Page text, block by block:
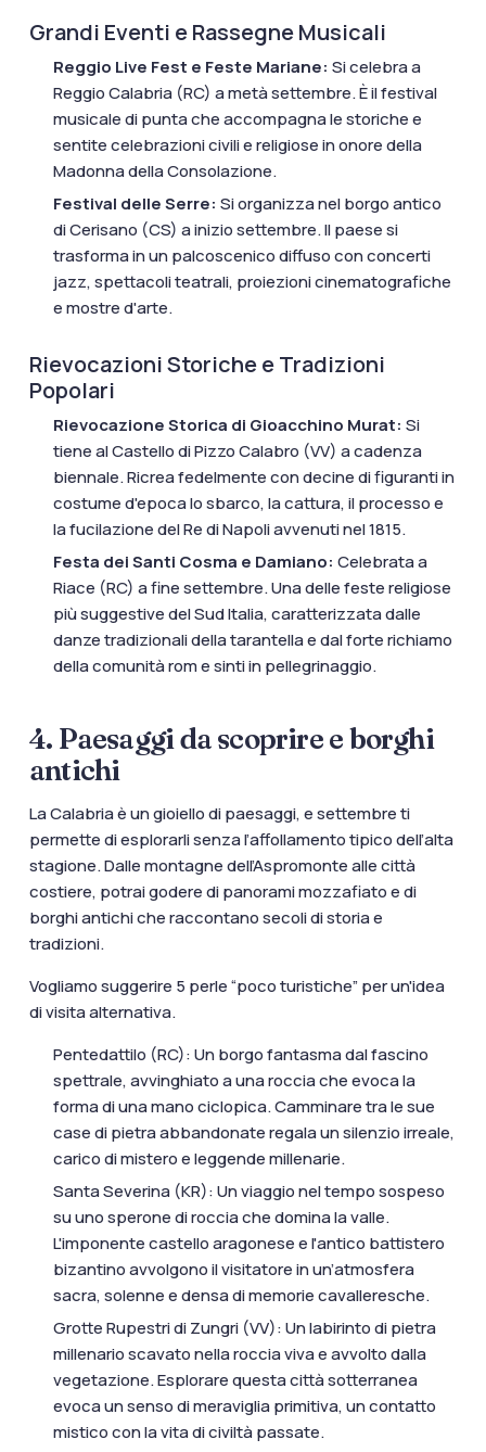
Grandi Eventi e Rassegne Musicali
Reggio Live Fest e Feste Mariane: Si celebra a
Reggio Calabria (RC) a metà settembre. È il festival
musicale di punta che accompagna le storiche e
sentite celebrazioni civili e religiose in onore della
Madonna della Consolazione.
Festival delle Serre: Si organizza nel borgo antico
di Cerisano (CS) a inizio settembre. Il paese si
trasforma in un palcoscenico diffuso con concerti
jazz, spettacoli teatrali, proiezioni cinematografiche
e mostre d'arte.
Rievocazioni Storiche e Tradizioni
Popolari
Rievocazione Storica di Gioacchino Murat: Si
tiene al Castello di Pizzo Calabro (VV) a cadenza
biennale. Ricrea fedelmente con decine di figuranti in
costume d'epoca lo sbarco, la cattura, il processo e
la fucilazione del Re di Napoli avvenuti nel 1815.
Festa dei Santi Cosma e Damiano: Celebrata a
Riace (RC) a fine settembre. Una delle feste religiose
più suggestive del Sud Italia, caratterizzata dalle
danze tradizionali della tarantella e dal forte richiamo
della comunità rom e sinti in pellegrinaggio.
4. Paesaggi da scoprire e borghi
antichi
La Calabria è un gioiello di paesaggi, e settembre ti
permette di esplorarli senza l’affollamento tipico dell’alta
stagione. Dalle montagne dell’Aspromonte alle città
costiere, potrai godere di panorami mozzafiato e di
borghi antichi che raccontano secoli di storia e
tradizioni.
Vogliamo suggerire 5 perle “poco turistiche” per un'idea
di visita alternativa.
Pentedattilo (RC): Un borgo fantasma dal fascino
spettrale, avvinghiato a una roccia che evoca la
forma di una mano ciclopica. Camminare tra le sue
case di pietra abbandonate regala un silenzio irreale,
carico di mistero e leggende millenarie.
Santa Severina (KR): Un viaggio nel tempo sospeso
su uno sperone di roccia che domina la valle.
L'imponente castello aragonese e l'antico battistero
bizantino avvolgono il visitatore in un’atmosfera
sacra, solenne e densa di memorie cavalleresche.
Grotte Rupestri di Zungri (VV): Un labirinto di pietra
millenario scavato nella roccia viva e avvolto dalla
vegetazione. Esplorare questa città sotterranea
evoca un senso di meraviglia primitiva, un contatto
mistico con la vita di civiltà passate.